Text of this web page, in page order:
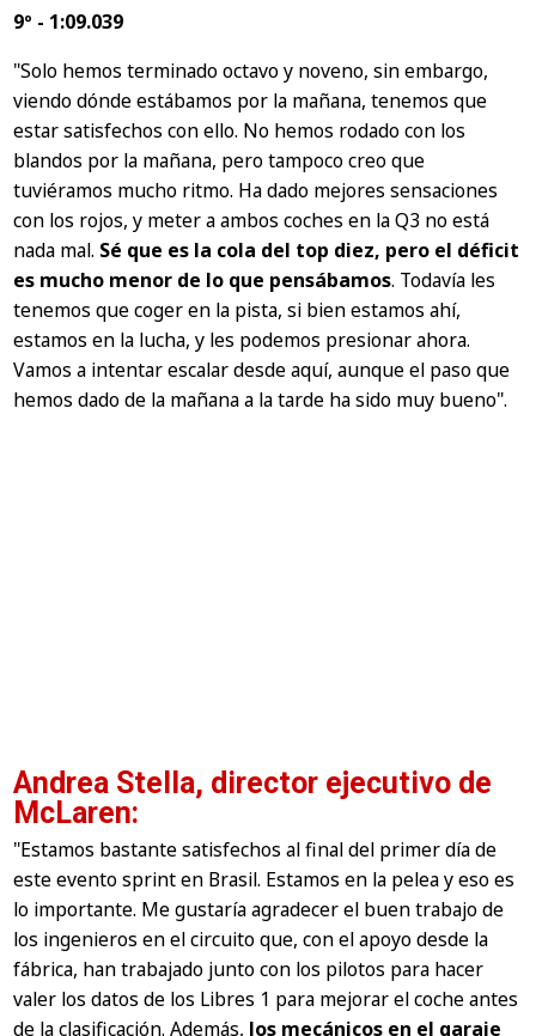
9º - 1:09.039
"Solo hemos terminado octavo y noveno, sin embargo,
viendo dónde estábamos por la mañana, tenemos que
estar satisfechos con ello. No hemos rodado con los
blandos por la mañana, pero tampoco creo que
tuviéramos mucho ritmo. Ha dado mejores sensaciones
con los rojos, y meter a ambos coches en la Q3 no está
nada mal. Sé que es la cola del top diez, pero el déficit
es mucho menor de lo que pensábamos. Todavía les
tenemos que coger en la pista, si bien estamos ahí,
estamos en la lucha, y les podemos presionar ahora.
Vamos a intentar escalar desde aquí, aunque el paso que
hemos dado de la mañana a la tarde ha sido muy bueno".
Andrea Stella, director ejecutivo de
McLaren:
"Estamos bastante satisfechos al final del primer día de
este evento sprint en Brasil. Estamos en la pelea y eso es
lo importante. Me gustaría agradecer el buen trabajo de
los ingenieros en el circuito que, con el apoyo desde la
fábrica, han trabajado junto con los pilotos para hacer
valer los datos de los Libres 1 para mejorar el coche antes
de la clasificación. Además, los mecánicos en el garaje